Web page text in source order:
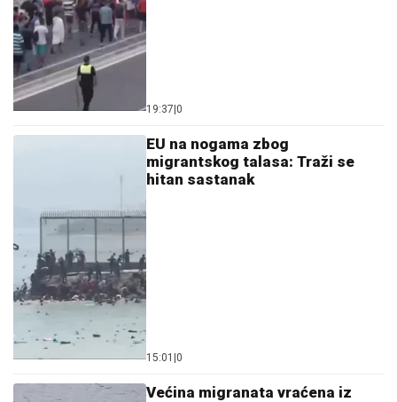
19:37 0
EU na nogama zbog
migrantskog talasa: Traži se
hitan sastanak
15:01 0
Većina migranata vraćena iz